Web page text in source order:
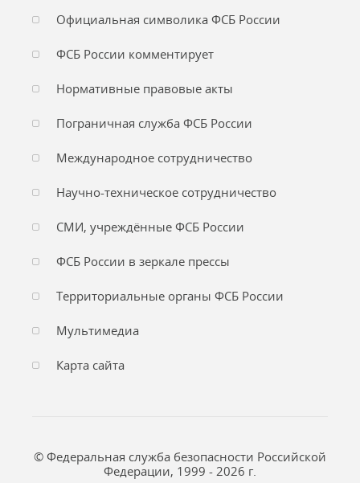
Официальная символика ФСБ России
ФСБ России комментирует
Нормативные правовые акты
Пограничная служба ФСБ России
Международное сотрудничество
Научно-техническое сотрудничество
СМИ, учреждённые ФСБ России
ФСБ России в зеркале прессы
Территориальные органы ФСБ России
Мультимедиа
Карта сайта
© Федеральная служба безопасности Российской
Федерации, 1999 - 2026 г.